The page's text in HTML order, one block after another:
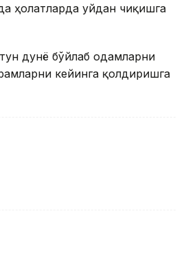
ҳолатларда уйдан чиқишга
дунё бўйлаб одамларни
кейинга қолдиришга